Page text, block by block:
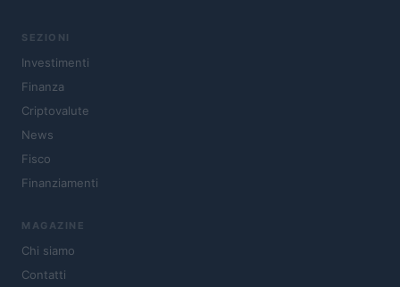
SEZIONI
Investimenti
Finanza
Criptovalute
News
Fisco
Finanziamenti
MAGAZINE
Chi siamo
Contatti